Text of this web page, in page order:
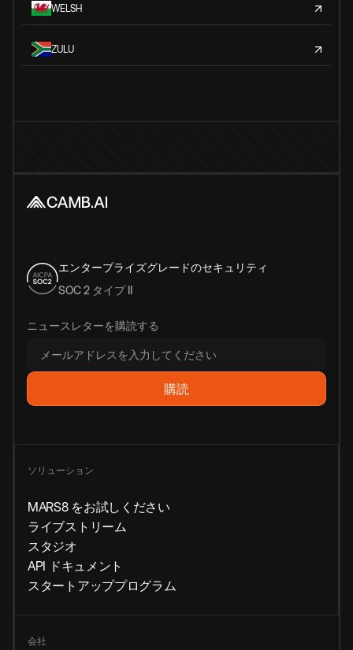
WELSH
ZULU
エンタープライズグレードのセキュリティ
SOC 2 タイプ II
ニュースレターを購読する
ソリューション
MARS8 をお試しください
ライブストリーム
スタジオ
API ドキュメント
スタートアッププログラム
会社